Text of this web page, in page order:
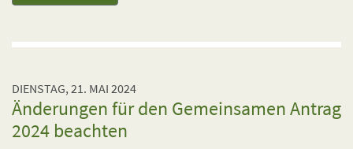
DIENSTAG, 21. MAI 2024
Änderungen für den Gemeinsamen Antrag
2024 beachten